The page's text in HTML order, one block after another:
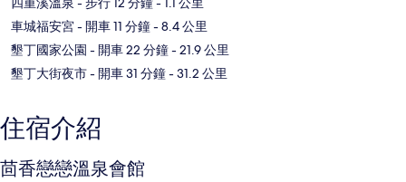
車城福安宮- 開車 11 分鐘- 8.4 公里
墾丁國家公園 - 開車 22 分鐘- 21.9 公里
墾丁大街夜市- 開車 31 分鐘- 31.2 公里
住宿介紹
茴香戀戀溫泉會館